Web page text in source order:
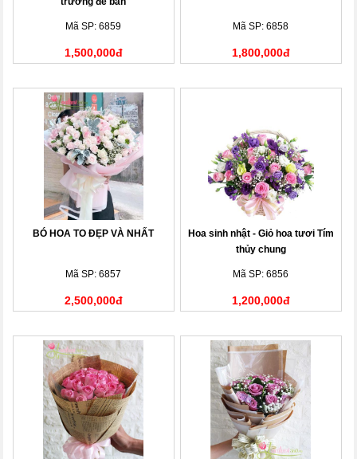
Mã SP: 6859
1,500,000đ
Mã SP: 6858
1,800,000đ
BÓ HOA TO ĐẸP VÀ NHẤT
Mã SP: 6857
2,500,000đ
Hoa sinh nhật - Giỏ hoa tươi Tím
thủy chung
Mã SP: 6856
1,200,000đ